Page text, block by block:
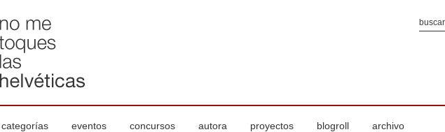
categorías eventos concursos autora proyectos blogroll archivo